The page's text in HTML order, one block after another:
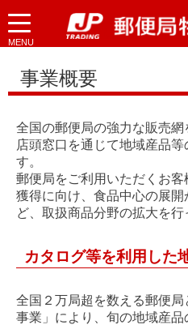
MENU
事業概要
全国の郵便局の強力な販売
店頭窓口を通じて地域産品
す。
郵便局をご利用いただくお
獲得に向け、食品中心の展
ど、取扱商品分野の拡大を行
カタログ等を利用した
全国２万局超を数える郵便
事業」により、旬の地域産